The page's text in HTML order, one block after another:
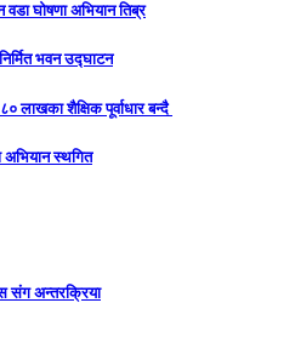
वडा घोषणा अभियान तिब्र
भवन उद्घाटन
लाखका शैक्षिक पूर्वाधार बन्दै
स्थगित
संग अन्तरक्रिया